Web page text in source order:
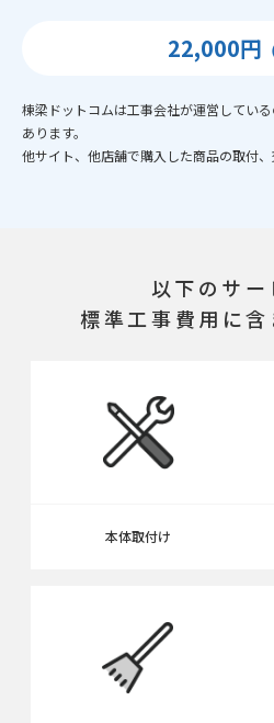
22,000円
棟梁ドットコムは工事会社が運営してい
あります。
他サイト、他店舗で購入した商品の取付、
以下のサー
標準工事費用に
本体取付け